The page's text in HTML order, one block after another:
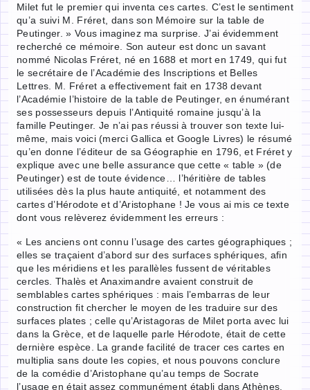
Milet fut le premier qui inventa ces cartes. C’est le sentiment
qu’a suivi M. Fréret, dans son Mémoire sur la table de
Peutinger. » Vous imaginez ma surprise. J’ai évidemment
recherché ce mémoire. Son auteur est donc un savant
nommé Nicolas Fréret, né en 1688 et mort en 1749, qui fut
le secrétaire de l’Académie des Inscriptions et Belles
Lettres. M. Fréret a effectivement fait en 1738 devant
l’Académie l’histoire de la table de Peutinger, en énumérant
ses possesseurs depuis l’Antiquité romaine jusqu’à la
famille Peutinger. Je n’ai pas réussi à trouver son texte lui-
même, mais voici (merci Gallica et Google Livres) le résumé
qu’en donne l’éditeur de sa Géographie en 1796, et Fréret y
explique avec une belle assurance que cette « table » (de
Peutinger) est de toute évidence… l’héritière de tables
utilisées dès la plus haute antiquité, et notamment des
cartes d’Hérodote et d’Aristophane ! Je vous ai mis ce texte
dont vous relèverez évidemment les erreurs :
« Les anciens ont connu l’usage des cartes géographiques ;
elles se traçaient d’abord sur des surfaces sphériques, afin
que les méridiens et les parallèles fussent de véritables
cercles. Thalès et Anaximandre avaient construit de
semblables cartes sphériques : mais l’embarras de leur
construction fit chercher le moyen de les traduire sur des
surfaces plates ; celle qu’Aristagoras de Milet porta avec lui
dans la Grèce, et de laquelle parle Hérodote, était de cette
dernière espèce. La grande facilité de tracer ces cartes en
multiplia sans doute les copies, et nous pouvons conclure
de la comédie d’Aristophane qu’au temps de Socrate
l’usage en était assez communément établi dans Athènes.